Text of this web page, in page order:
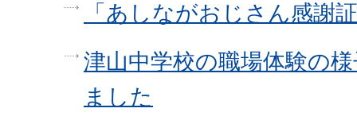
「あしながおじさん感謝
津山中学校の職場体験の
ました